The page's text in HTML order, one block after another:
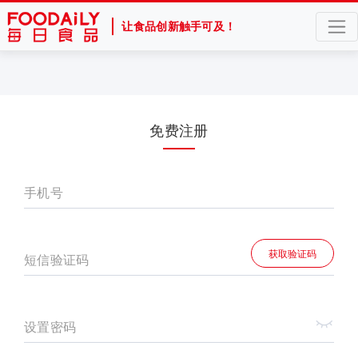
让食品创新触手可及！
免费注册
手机号
短信验证码 获取验证码
设置密码